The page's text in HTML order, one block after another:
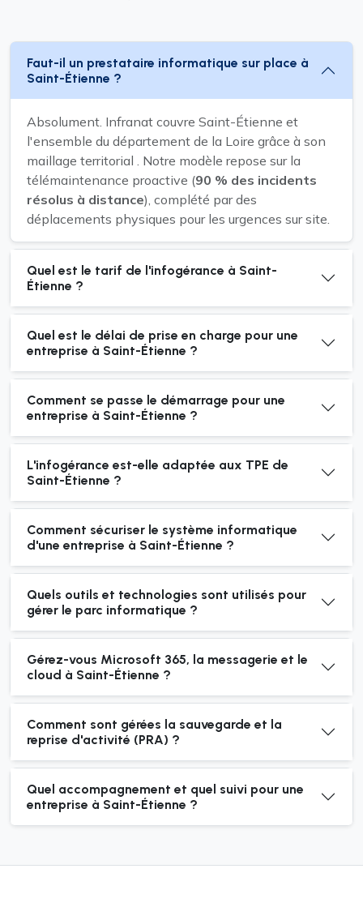
Faut-il un prestataire informatique sur place à
Saint-Étienne ?
Absolument. Infranat couvre Saint-Étienne et
l'ensemble du département de la Loire grâce à son
maillage territorial . Notre modèle repose sur la
télémaintenance proactive (90 % des incidents
résolus à distance), complété par des
déplacements physiques pour les urgences sur site.
Quel est le tarif de l'infogérance à Saint-
Étienne ?
Quel est le délai de prise en charge pour une
entreprise à Saint-Étienne ?
Comment se passe le démarrage pour une
entreprise à Saint-Étienne ?
L'infogérance est-elle adaptée aux TPE de
Saint-Étienne ?
Comment sécuriser le système informatique
d'une entreprise à Saint-Étienne ?
Quels outils et technologies sont utilisés pour
gérer le parc informatique ?
Gérez-vous Microsoft 365, la messagerie et le
cloud à Saint-Étienne ?
Comment sont gérées la sauvegarde et la
reprise d'activité (PRA) ?
Quel accompagnement et quel suivi pour une
entreprise à Saint-Étienne ?